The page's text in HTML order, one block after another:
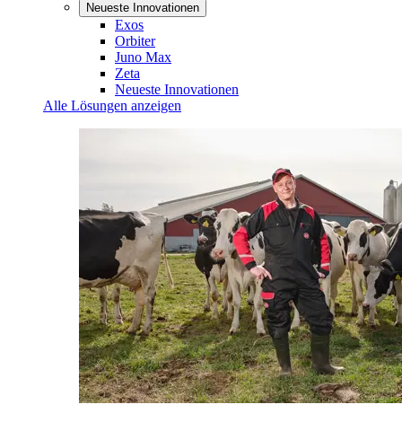
Neueste Innovationen
Exos
Orbiter
Juno Max
Zeta
Neueste Innovationen
Alle Lösungen anzeigen